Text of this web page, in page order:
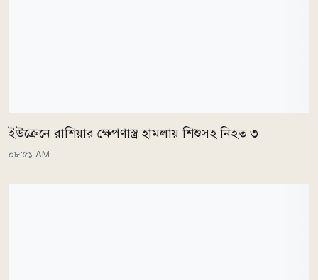
ইউক্রেনে রাশিয়ার ক্ষেপণাস্ত্র হামলায় শিশুসহ নিহত ৩
০৮:৫১ AM